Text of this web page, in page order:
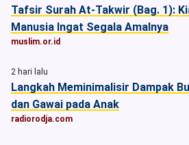
Tafsir Surah At-Takwir (Bag. 1):
Manusia Ingat Segala Amalnya
muslim.or.id
2 hari lalu
Langkah Meminimalisir Dampak
dan Gawai pada Anak
radiorodja.com